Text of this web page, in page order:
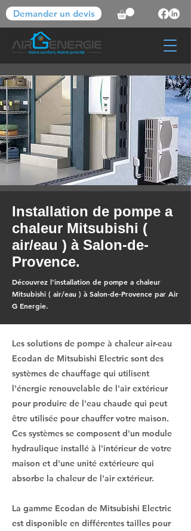
Demander un devis
Installation de pompe a
chaleur Mitsubishi (
air/eau ) à Salon-de-
Provence.
Découvrez l'installation de pompe a chaleur
Mitsubishi ( air/eau ) à Salon-de-Provence par Air
G Energie.
Les solutions de pompe à chaleur air-eau
Ecodan de Mitsubishi Electric sont des
systèmes de chauffage qui utilisent
l'énergie renouvelable de l'air extérieur
pour produire de l'eau chaude qui peut
être utilisée pour chauffer votre maison.
Ces systèmes se composent d'un module
hydraulique installé à l'intérieur de votre
maison et d'une unité extérieure qui
absorbe la chaleur de l'air extérieur.
La gamme Ecodan de Mitsubishi Electric
est disponible en différentes tailles pour